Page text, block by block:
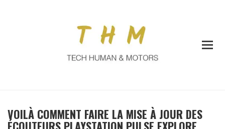
VOILÀ COMMENT FAIRE LA MISE À JOUR DES